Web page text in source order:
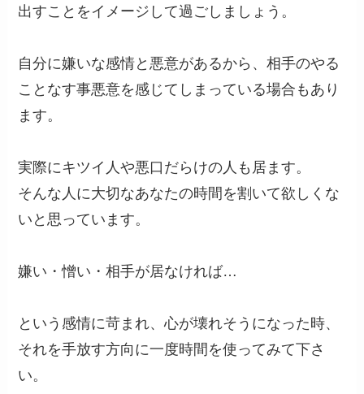
出すことをイメージして過ごしましょう。
自分に嫌いな感情と悪意があるから、相手のやる
ことなす事悪意を感じてしまっている場合もあり
ます。
実際にキツイ人や悪口だらけの人も居ます。
そんな人に大切なあなたの時間を割いて欲しくな
いと思っています。
嫌い・憎い・相手が居なければ…
という感情に苛まれ、心が壊れそうになった時、
それを手放す方向に一度時間を使ってみて下さ
い。